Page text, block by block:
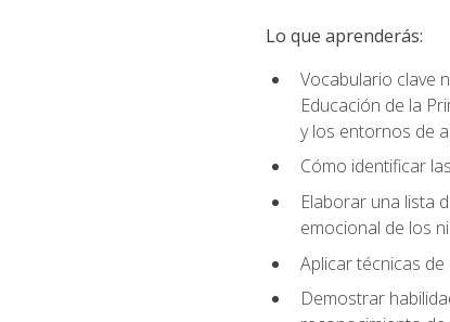
Lo que aprenderás:
Vocabulario clave
Educación de la
y los entornos de
Cómo identificar
Elaborar una lista
emocional de los
Aplicar técnicas
Demostrar